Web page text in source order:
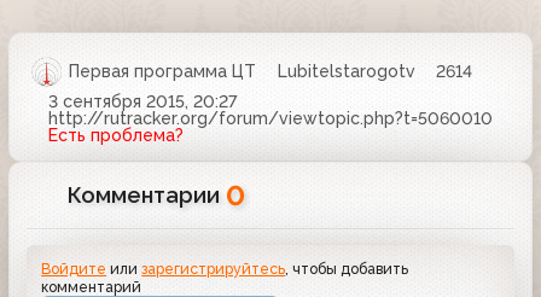
Первая программа ЦТ Lubitelstarogotv
2614
3 сентября 2015, 20:27
http://rutracker.org/forum/viewtopic.php?t=5060010
Есть проблема?
Комментарии 0
Войдите илизарегистрируйтесь , чтобы добавить
комментарий